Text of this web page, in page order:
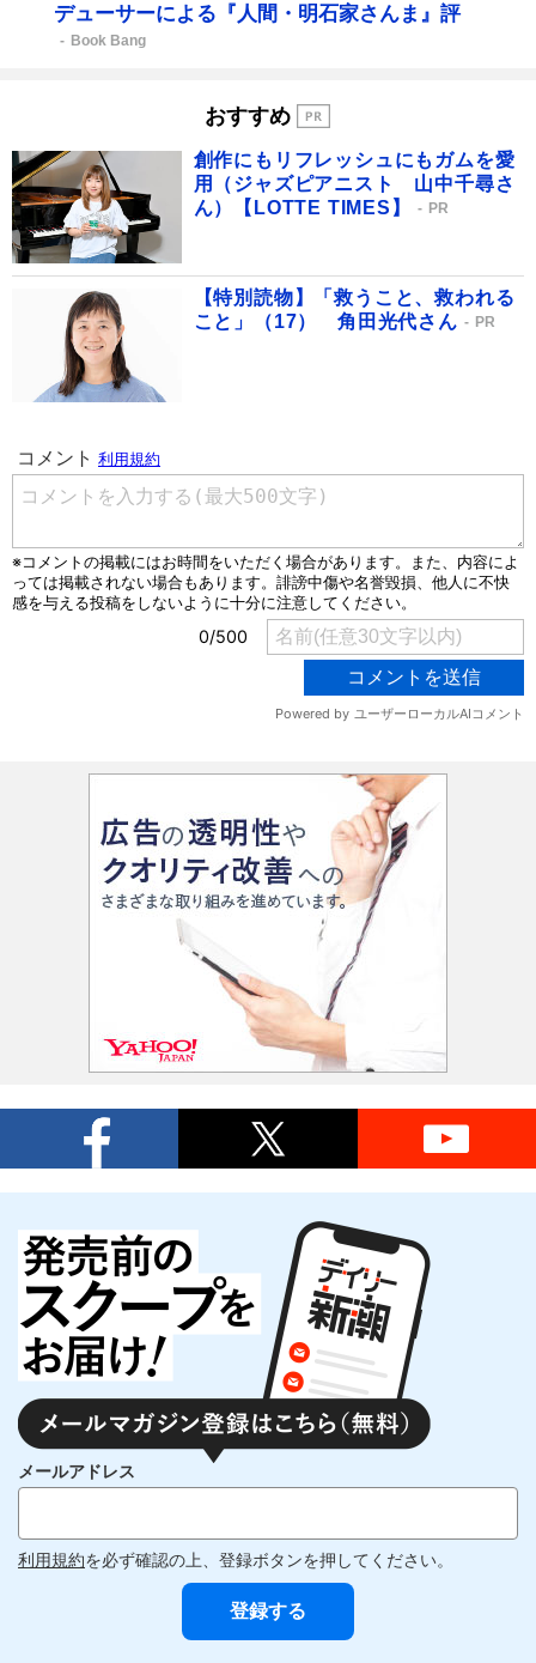
デューサーによる『人間・明石家さんま』評
Book Bang
おすすめ
創作にもリフレッシュにもガムを愛
用（ジャズピアニスト 山中千尋さ
ん）【LOTTE TIMES】
PR
【特別読物】「救うこと、救われる
こと」（17） 角田光代さん
PR
メールアドレス
利用規約を必ず確認の上、登録ボタンを押してください。